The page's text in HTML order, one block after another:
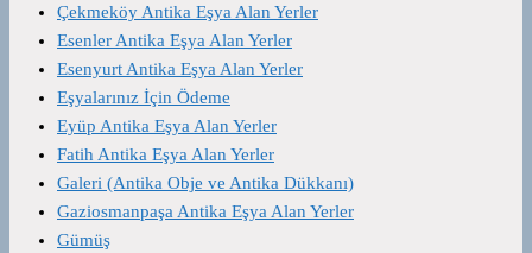
Çekmeköy Antika Eşya Alan Yerler
Esenler Antika Eşya Alan Yerler
Esenyurt Antika Eşya Alan Yerler
Eşyalarınız İçin Ödeme
Eyüp Antika Eşya Alan Yerler
Fatih Antika Eşya Alan Yerler
Galeri (Antika Obje ve Antika Dükkanı)
Gaziosmanpaşa Antika Eşya Alan Yerler
Gümüş